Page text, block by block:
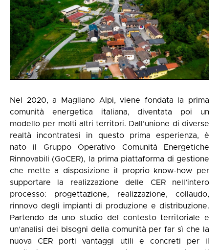
Nel 2020, a Magliano Alpi, viene fondata la prima
comunità energetica italiana, diventata poi un
modello per molti altri territori. Dall’unione di diverse
realtà incontratesi in questo prima esperienza, è
nato il Gruppo Operativo Comunità Energetiche
Rinnovabili (GoCER), la prima piattaforma di gestione
che mette a disposizione il proprio know-how per
supportare la realizzazione delle CER nell’intero
processo: progettazione, realizzazione, collaudo,
rinnovo degli impianti di produzione e distribuzione.
Partendo da uno studio del contesto territoriale e
un’analisi dei bisogni della comunità per far sì che la
nuova CER porti vantaggi utili e concreti per il